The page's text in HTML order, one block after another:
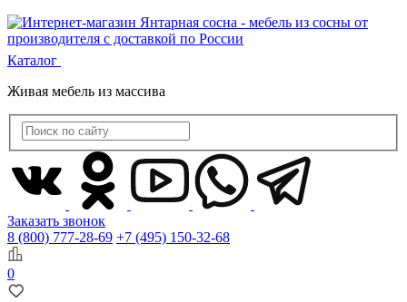
Каталог
Живая мебель из массива
Заказать звонок
8 (800) 777-28-69 +7 (495) 150-32-68
0